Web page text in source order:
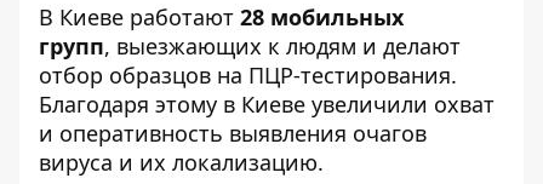
В Киеве работают 28 мобильных
групп, выезжающих к людям и делают
отбор образцов на ПЦР-тестирования.
Благодаря этому в Киеве увеличили охват
и оперативность выявления очагов
вируса и их локализацию.